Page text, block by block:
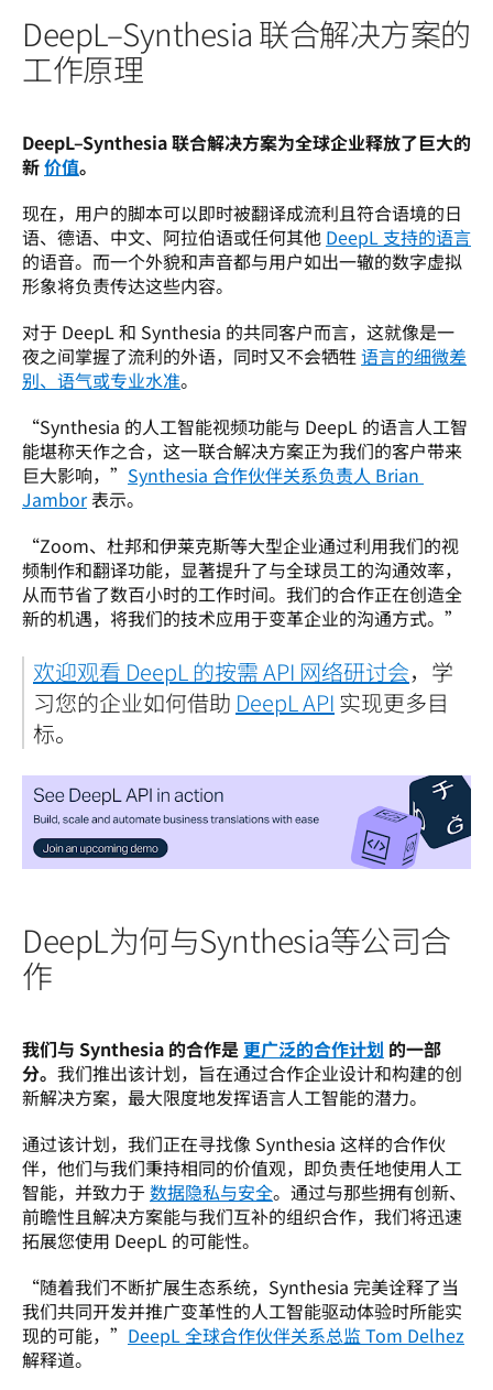
DeepL–Synthesia 联合解决方案的
工作原理
DeepL–Synthesia 联合解决方案为全球企业释放了巨大的
新 价值。
现在，用户的脚本可以即时被翻译成流利且符合语境的日
语、德语、中文、阿拉伯语或任何其他 DeepL 支持的语言
的语音。而一个外貌和声音都与用户如出一辙的数字虚拟
形象将负责传达这些内容。
对于 DeepL 和 Synthesia 的共同客户而言，这就像是一
夜之间掌握了流利的外语，同时又不会牺牲 语言的细微差
别、语气或专业水准。
“Synthesia 的人工智能视频功能与 DeepL 的语言人工智
能堪称天作之合，这一联合解决方案正为我们的客户带来
巨大影响，” Synthesia 合作伙伴关系负责人 Brian
Jambor 表示。
“Zoom、杜邦和伊莱克斯等大型企业通过利用我们的视
频制作和翻译功能，显著提升了与全球员工的沟通效率，
从而节省了数百小时的工作时间。我们的合作正在创造全
新的机遇，将我们的技术应用于变革企业的沟通方式。”
欢迎观看 DeepL 的按需 API 网络研讨会，学
习您的企业如何借助 DeepL API 实现更多目
标。
DeepL为何与Synthesia等公司合
作
我们与 Synthesia 的合作是 更广泛的合作计划 的一部
分。 我们推出该计划，旨在通过合作企业设计和构建的创
新解决方案，最大限度地发挥语言人工智能的潜力。
通过该计划，我们正在寻找像 Synthesia 这样的合作伙
伴，他们与我们秉持相同的价值观，即负责任地使用人工
智能，并致力于 数据隐私与安全。通过与那些拥有创新、
前瞻性且解决方案能与我们互补的组织合作，我们将迅速
拓展您使用 DeepL 的可能性。
“随着我们不断扩展生态系统，Synthesia 完美诠释了当
我们共同开发并推广变革性的人工智能驱动体验时所能实
现的可能，” DeepL 全球合作伙伴关系总监 Tom Delhez
解释道。